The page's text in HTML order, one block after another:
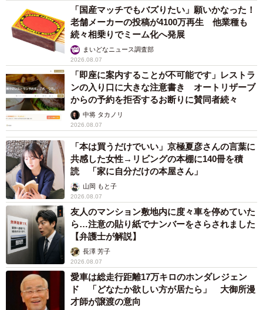
「国産マッチでもバズりたい」願いかなった！
老舗メーカーの投稿が4100万再生 他業種も
続々相乗りでミーム化へ発展
まいどなニュース調査部
2026.08.07
「即座に案内することが不可能です」レストラ
ンの入り口に大きな注意書き オートリザーブ
からの予約を拒否するお断りに賛同者続々
中将 タカノリ
2026.08.07
「本は買うだけでいい」京極夏彦さんの言葉に
共感した女性→リビングの本棚に140冊を積
読 「家に自分だけの本屋さん」
山岡 もと子
2026.08.07
友人のマンション敷地内に度々車を停めていた
ら…注意の貼り紙でナンバーをさらされました
【弁護士が解説】
長澤 芳子
2026.08.07
愛車は総走行距離17万キロのホンダレジェン
ド 「どなたか欲しい方が居たら」 大御所漫
才師が譲渡の意向